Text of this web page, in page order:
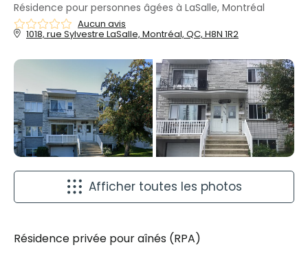
Résidence pour personnes âgées à LaSalle, Montréal
Aucun avis
1018, rue Sylvestre LaSalle, Montréal, QC, H8N 1R2
Afficher toutes les photos
Résidence privée pour aînés (RPA)